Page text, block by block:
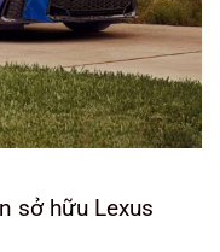
sở hữu Lexus